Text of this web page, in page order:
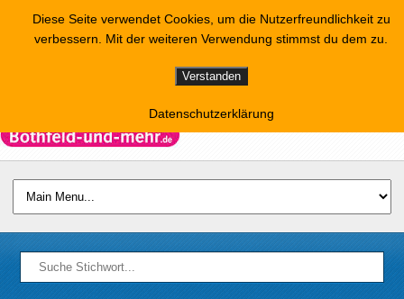
Diese Seite verwendet Cookies, um die Nutzerfreundlichkeit zu
verbessern. Mit der weiteren Verwendung stimmst du dem zu.
Verstanden
Datenschutzerklärung